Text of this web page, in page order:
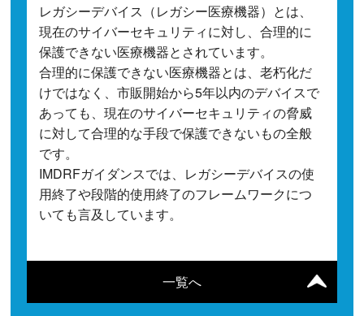
一覧へ
レガシーデバイス（レガシー医療機器）とは、
現在のサイバーセキュリティに対し、合理的に
保護できない医療機器とされています。
合理的に保護できない医療機器とは、老朽化だ
けではなく、市販開始から5年以内のデバイスで
あっても、現在のサイバーセキュリティの脅威
に対して合理的な手段で保護できないもの全般
です。
IMDRFガイダンスでは、レガシーデバイスの使
用終了や段階的使用終了のフレームワークにつ
いても言及しています。